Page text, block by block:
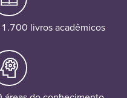
livros acadêmicos